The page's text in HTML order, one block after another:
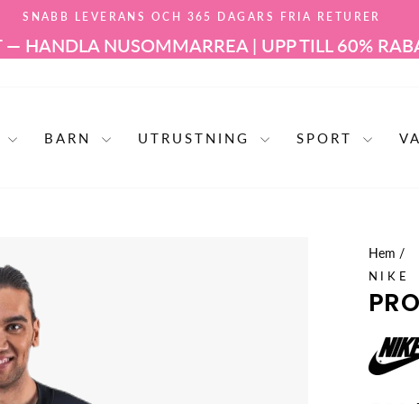
Pausa
bildspelet
SNABB LEVERANS OCH 365 DAGARS FRIA RETURER
NU SOMMARREA | UPP TILL 60%
BARN UTRUSTNING SPORT
Hem /
NIKE